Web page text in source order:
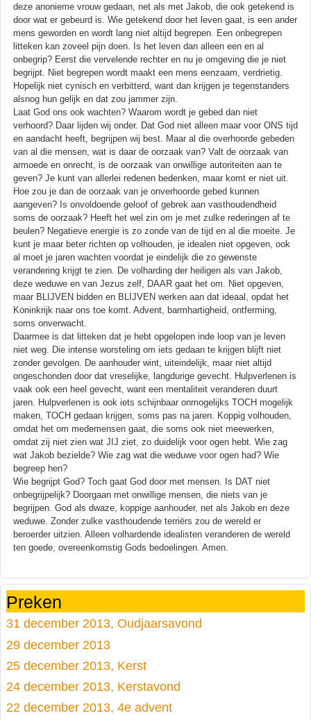
deze anonieme vrouw gedaan, net als met Jakob, die ook getekend is
door wat er gebeurd is. Wie getekend door het leven gaat, is een ander
mens geworden en wordt lang niet altijd begrepen. Een onbegrepen
litteken kan zoveel pijn doen. Is het leven dan alleen een en al
onbegrip? Eerst die vervelende rechter en nu je omgeving die je niet
begrijpt. Niet begrepen wordt maakt een mens eenzaam, verdrietig.
Hopelijk niet cynisch en verbitterd, want dan krijgen je tegenstanders
alsnog hun gelijk en dat zou jammer zijn.
Laat God ons ook wachten? Waarom wordt je gebed dan niet
verhoord? Daar lijden wij onder. Dat God niet alleen maar voor ONS tijd
en aandacht heeft, begrijpen wij best. Maar al die overhoorde gebeden
van al die mensen, wat is daar de oorzaak van? Valt de oorzaak van
armoede en onrecht, is de oorzaak van onwillige autoriteiten aan te
geven? Je kunt van allerlei redenen bedenken, maar komt er niet uit.
Hoe zou je dan de oorzaak van je onverhoorde gebed kunnen
aangeven? Is onvoldoende geloof of gebrek aan vasthoudendheid
soms de oorzaak? Heeft het wel zin om je met zulke rederingen af te
beulen? Negatieve energie is zo zonde van de tijd en al die moeite. Je
kunt je maar beter richten op volhouden, je idealen niet opgeven, ook
al moet je jaren wachten voordat je eindelijk die zo gewenste
verandering krijgt te zien. De volharding der heiligen als van Jakob,
deze weduwe en van Jezus zelf, DAAR gaat het om. Niet opgeven,
maar BLIJVEN bidden en BLIJVEN werken aan dat ideaal, opdat het
Koninkrijk naar ons toe komt. Advent, barmhartigheid, ontferming,
soms onverwacht.
Daarmee is dat litteken dat je hebt opgelopen inde loop van je leven
niet weg. Die intense worsteling om iets gedaan te krijgen blijft niet
zonder gevolgen. De aanhouder wint, uiteindelijk, maar niet altijd
ongeschonden door dat vreselijke, langdurige gevecht. Hulpverlenen is
vaak ook een heel gevecht, want een mentaliteit veranderen duurt
jaren. Hulpverlenen is ook iets schijnbaar onmogelijks TOCH mogelijk
maken, TOCH gedaan krijgen, soms pas na jaren. Koppig volhouden,
omdat het om medemensen gaat, die soms ook niet meewerken,
omdat zij niet zien wat JIJ ziet, zo duidelijk voor ogen hebt. Wie zag
wat Jakob bezielde? Wie zag wat die weduwe voor ogen had? Wie
begreep hen?
Wie begrijpt God? Toch gaat God door met mensen. Is DAT niet
onbegrijpelijk? Doorgaan met onwillige mensen, die niets van je
begrijpen. God als dwaze, koppige aanhouder, net als Jakob en deze
weduwe. Zonder zulke vasthoudende terriërs zou de wereld er
beroerder uitzien. Alleen volhardende idealisten veranderen de wereld
ten goede, overeenkomstig Gods bedoelingen. Amen.
Preken
31 december 2013, Oudjaarsavond
29 december 2013
25 december 2013, Kerst
24 december 2013, Kerstavond
22 december 2013, 4e advent